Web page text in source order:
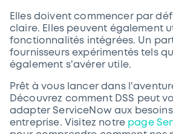
Elles doivent commencer par
claire. Elles peuvent également
fonctionnalités intégrées. Un
fournisseurs expérimentés tels
également s'avérer utile.
Prêt à vous lancer dans
Découvrez comment DSS peut
adapter ServiceNow aux
entreprise. Visitez notre page